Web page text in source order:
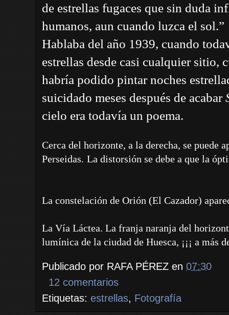
de estrellas fugaces que sin duda
humanos, aun cuando luzca el sol.”
Hablaba del año 1939, cuando
estrellas desde casi cualquier sitio,
habría podido pintar noches
suicidado meses después de acabar
cielo era todavía un poema.
Cerca del horizonte, a la derecha, se puede
Perseidas. La distorsión se debe a que la
La constelación de Orión (El Cazador)
La Vía Láctea. La franja naranja del
lumínica de la ciudad de Huesca, ¡¡¡ a más
Publicado por RAFA PÉREZ en 07:30
12 comentarios
Etiquetas: estrellas, Fotografía